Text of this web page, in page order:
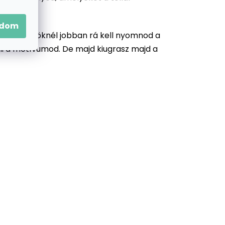
köröknél jobban rá kell nyomnod a
motívumod. De majd kiugrasz majd a